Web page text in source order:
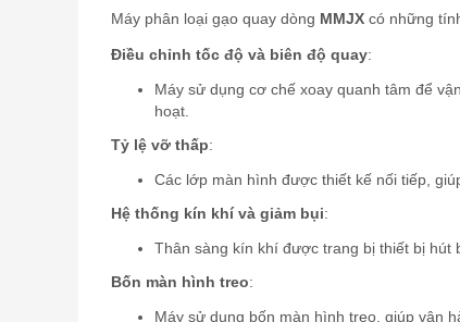
Máy phân loại gạo quay dòng MMJX có những
Điều chỉnh tốc độ và biên độ quay:
Máy sử dụng cơ chế xoay quanh tâm để
hoạt.
Tỷ lệ vỡ thấp:
Các lớp màn hình được thiết kế nối tiếp,
Hệ thống kín khí và giảm bụi:
Thân sàng kín khí được trang bị thiết bị hút
Bốn màn hình treo:
Máy sử dụng bốn màn hình treo, giúp vận